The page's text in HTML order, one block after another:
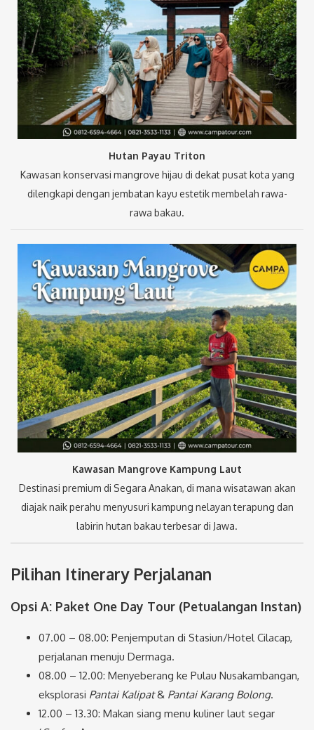
Hutan Payau Triton
Kawasan konservasi mangrove hijau di dekat pusat kota yang
dilengkapi dengan jembatan kayu estetik membelah rawa-
rawa bakau.
Kawasan Mangrove Kampung Laut
Destinasi premium di Segara Anakan, di mana wisatawan akan
diajak naik perahu menyusuri kampung nelayan terapung dan
labirin hutan bakau terbesar di Jawa.
Pilihan Itinerary Perjalanan
Opsi A: Paket One Day Tour (Petualangan Instan)
07.00 – 08.00: Penjemputan di Stasiun/Hotel Cilacap,
perjalanan menuju Dermaga.
08.00 – 12.00: Menyeberang ke Pulau Nusakambangan,
eksplorasi Pantai Kalipat& Pantai Karang Bolong.
12.00 – 13.30: Makan siang menu kuliner laut segar